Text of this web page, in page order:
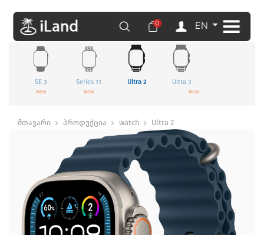
0 EN
SE 3
New
Series 11
New
Ultra 2 Ultra 3
New
მთავარი პროდუქცია watch Ultra 2